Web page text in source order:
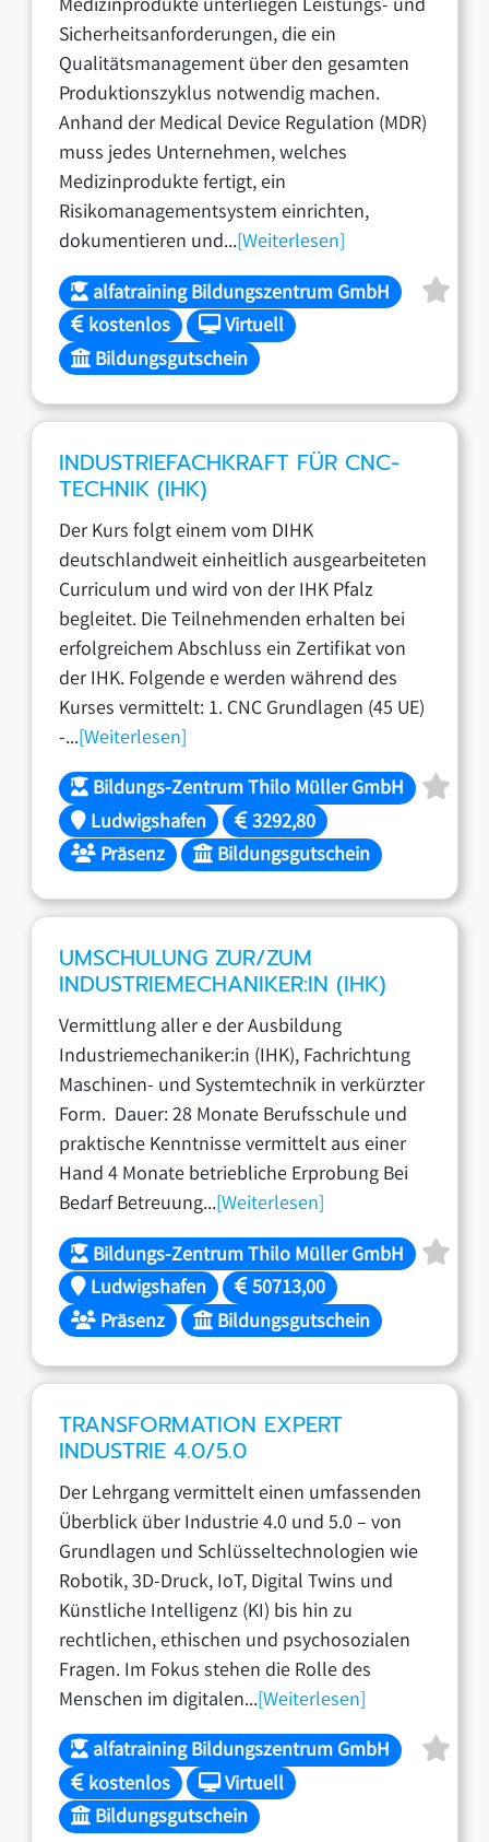
Medizinprodukte unterliegen Leistungs- und
Sicherheitsanforderungen, die ein
Qualitätsmanagement über den gesamten
Produktionszyklus notwendig machen.
Anhand der Medical Device Regulation (MDR)
muss jedes Unternehmen, welches
Medizinprodukte fertigt, ein
Risikomanagementsystem einrichten,
dokumentieren und...[Weiterlesen]
alfatraining Bildungszentrum GmbH
kostenlos
Virtuell
Bildungsgutschein
INDUSTRIEFACHKRAFT FÜR CNC-
TECHNIK (IHK)
Der Kurs folgt einem vom DIHK
deutschlandweit einheitlich ausgearbeiteten
Curriculum und wird von der IHK Pfalz
begleitet. Die Teilnehmenden erhalten bei
erfolgreichem Abschluss ein Zertifikat von
der IHK. Folgende e werden während des
Kurses vermittelt: 1. CNC Grundlagen (45 UE)
-...[Weiterlesen]
Bildungs-Zentrum Thilo Müller GmbH
Ludwigshafen
3292,80
Präsenz
Bildungsgutschein
UMSCHULUNG ZUR/ZUM
INDUSTRIEMECHANIKER:IN (IHK)
Vermittlung aller e der Ausbildung
Industriemechaniker:in (IHK), Fachrichtung
Maschinen- und Systemtechnik in verkürzter
Form. Dauer: 28 Monate Berufsschule und
praktische Kenntnisse vermittelt aus einer
Hand 4 Monate betriebliche Erprobung Bei
Bedarf Betreuung...[Weiterlesen]
Bildungs-Zentrum Thilo Müller GmbH
Ludwigshafen
50713,00
Präsenz
Bildungsgutschein
TRANSFORMATION EXPERT
INDUSTRIE 4.0/5.0
Der Lehrgang vermittelt einen umfassenden
Überblick über Industrie 4.0 und 5.0 – von
Grundlagen und Schlüsseltechnologien wie
Robotik, 3D-Druck, IoT, Digital Twins und
Künstliche Intelligenz (KI) bis hin zu
rechtlichen, ethischen und psychosozialen
Fragen. Im Fokus stehen die Rolle des
Menschen im digitalen...[Weiterlesen]
alfatraining Bildungszentrum GmbH
kostenlos
Virtuell
Bildungsgutschein